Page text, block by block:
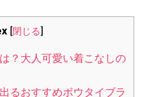
[閉じる]
？大人可愛い着こなしの
るおすすめボウタイブラ